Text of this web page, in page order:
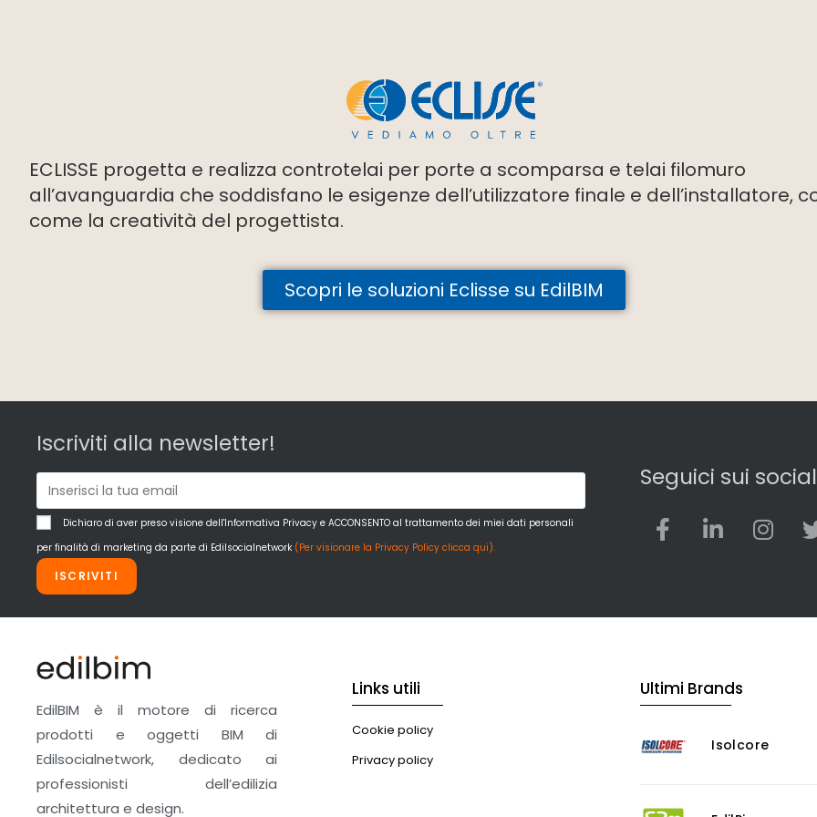
ECLISSE progetta e realizza controtelai per porte a scomparsa e telai filomuro
all’avanguardia che soddisfano le esigenze dell’utilizzatore finale e dell’installatore,
come la creatività del progettista.
Scopri le soluzioni Eclisse su EdilBIM
Iscriviti alla newsletter!
Dichiaro di aver preso visione dell'Informativa Privacy e ACCONSENTO al trattamento dei miei dati personali
per finalità di marketing da parte di Edilsocialnetwork (Per visionare la Privacy Policy clicca qui).
ISCRIVITI
Seguici sui social
EdilBIM è il motore di ricerca
prodotti e oggetti BIM di
Edilsocialnetwork, dedicato ai
professionisti dell’edilizia
architettura e design.
Links utili
Cookie policy
Privacy policy
Ultimi Brands
Isolcore